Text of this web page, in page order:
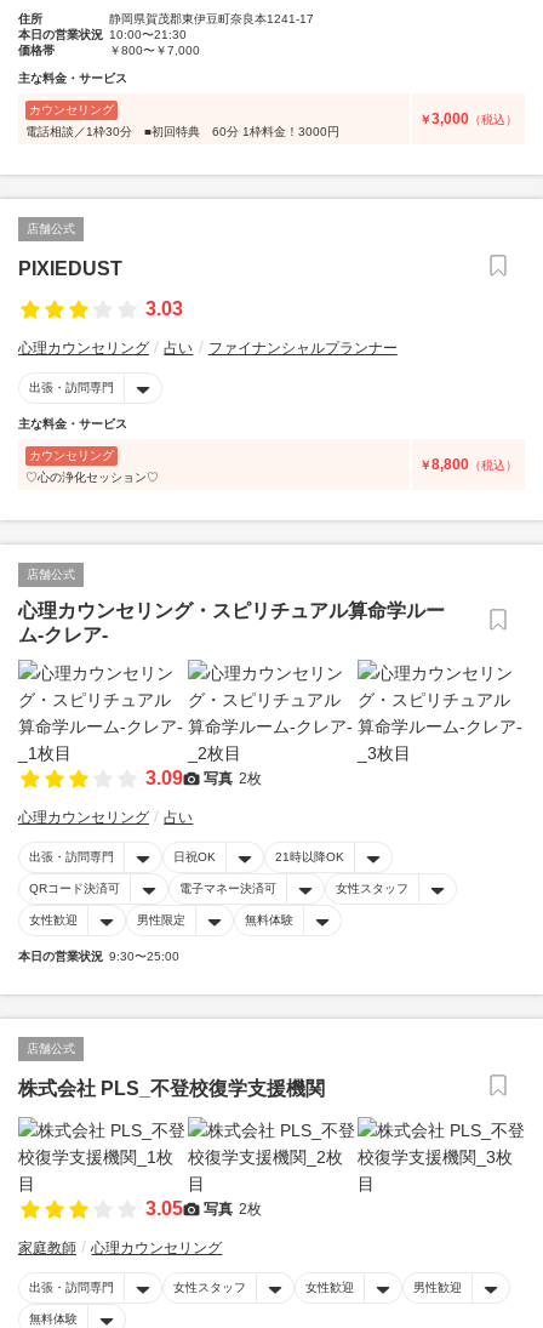
住所
静岡県賀茂郡東伊豆町奈良本1241-17
本日の営業状況 10:00〜21:30
価格帯
￥800〜￥7,000
主な料金・サービス
カウンセリング
電話相談／1枠30分 ■初回特典 60分 1枠料金！3000円
￥3,000 （税込）
店舗公式
PIXIEDUST
3.03
心理カウンセリング 占い ファイナンシャルプランナー
出張・訪問専門
主な料金・サービス
カウンセリング
♡心の浄化セッション♡
￥8,800 （税込）
店舗公式
心理カウンセリング・スピリチュアル算命学ルー
ム-クレア-
3.09 写真 2枚
心理カウンセリング 占い
出張・訪問専門 日祝OK 21時以降OK
QRコード決済可 電子マネー決済可 女性スタッフ
女性歓迎 男性限定 無料体験
本日の営業状況 9:30〜25:00
店舗公式
株式会社 PLS_不登校復学支援機関
3.05 写真 2枚
家庭教師 心理カウンセリング
出張・訪問専門 女性スタッフ 女性歓迎 男性歓迎
無料体験